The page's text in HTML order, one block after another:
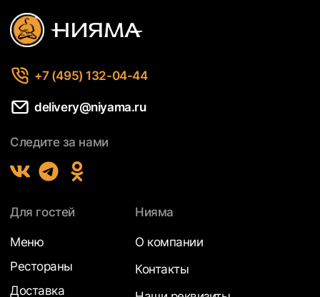
+7 (495) 132-04-44
delivery@niyama.ru
Следите за нами
Для гостей
Меню
Рестораны
Доставка
Нияма
О компании
Контакты